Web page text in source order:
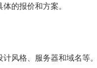
的报价和方案。
风格、服务器和域名等